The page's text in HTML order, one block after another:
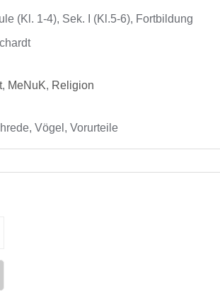
(Kl. 1-4), Sek. I (Kl.5-6), Fortbildung
, MeNuK, Religion
Vögel, Vorurteile